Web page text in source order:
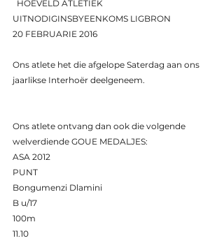
UITNODIGINSBYEENKOMS LIGBRON
20 FEBRUARIE 2016
Ons atlete het die afgelope Saterdag aan ons
jaarlikse Interhoër deelgeneem.
Ons atlete ontvang dan ook die volgende
welverdiende GOUE MEDALJES:
ASA 2012
PUNT
Bongumenzi Dlamini
B u/17
100m
11.10